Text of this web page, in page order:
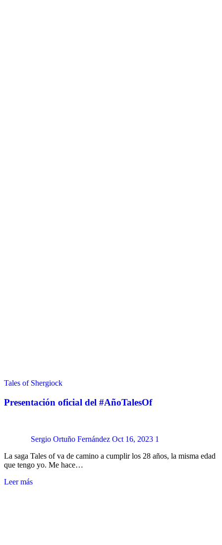
Tales of Shergiock
Presentación oficial del #AñoTalesOf
Sergio Ortuño Fernández Oct 16, 2023 1
La saga Tales of va de camino a cumplir los 28 años, la misma edad
que tengo yo. Me hace…
Leer más